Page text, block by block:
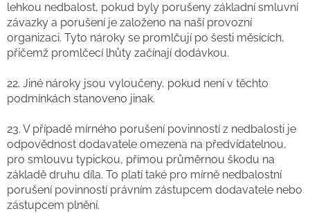
lehkou nedbalost, pokud byly porušeny základní smluvní
závazky a porušení je založeno na naší provozní
organizaci. Tyto nároky se promlčují po šesti měsících,
přičemž promlčecí lhůty začínají dodávkou.
22. Jiné nároky jsou vyloučeny, pokud není v těchto
podmínkách stanoveno jinak.
23. V případě mírného porušení povinností z nedbalosti je
odpovědnost dodavatele omezena na předvídatelnou,
pro smlouvu typickou, přímou průměrnou škodu na
základě druhu díla. To platí také pro mírně nedbalostní
porušení povinností právním zástupcem dodavatele nebo
zástupcem plnění.